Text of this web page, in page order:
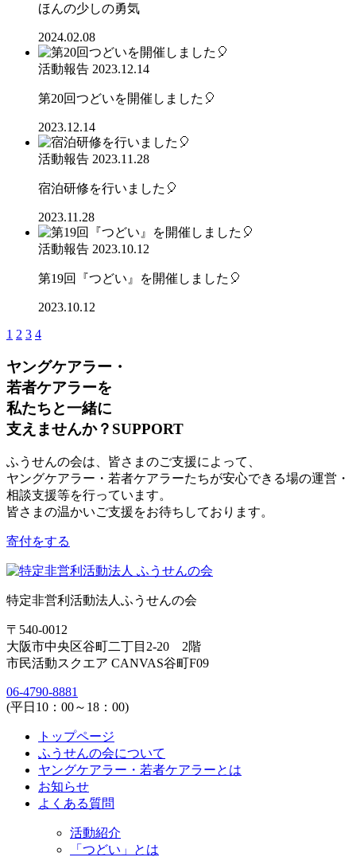
ほんの少しの勇気
2024.02.08
活動報告 2023.12.14
第20回つどいを開催しました🎈
2023.12.14
活動報告 2023.11.28
宿泊研修を行いました🎈
2023.11.28
活動報告 2023.10.12
第19回『つどい』を開催しました🎈
2023.10.12
1 2 3 4
ヤングケアラー・
若者ケアラーを
私たちと一緒に
支えませんか？ SUPPORT
ふうせんの会は、皆さまのご支援によって、
ヤングケアラー・若者ケアラーたちが安心できる場の運営・
相談支援等を行っています。
皆さまの温かいご支援をお待ちしております。
寄付をする
特定非営利活動法人ふうせんの会
〒540-0012
大阪市中央区谷町二丁目2-20 2階
市民活動スクエア CANVAS谷町F09
06-4790-8881
(平日10：00～18：00)
トップページ
ふうせんの会について
ヤングケアラー・若者ケアラーとは
お知らせ
よくある質問
活動紹介
「つどい」とは